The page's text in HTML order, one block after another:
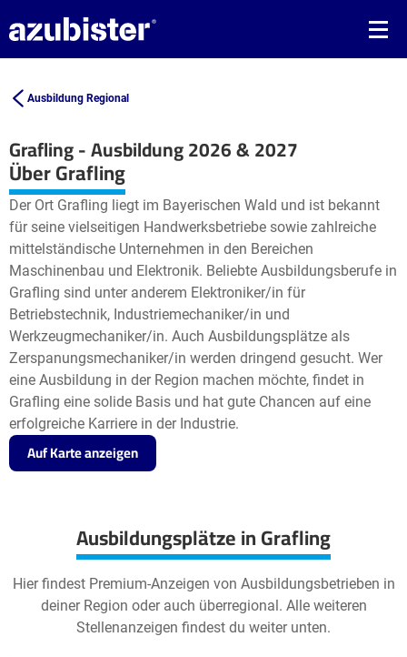
Ausbildung Regional
Grafling - Ausbildung 2026 & 2027
+
−
Leaflet| ©OpenStreetMap2
Über Grafling
Der Ort Grafling liegt im Bayerischen Wald und ist bekannt
für seine vielseitigen Handwerksbetriebe sowie zahlreiche
mittelständische Unternehmen in den Bereichen
Maschinenbau und Elektronik. Beliebte Ausbildungsberufe in
Grafling sind unter anderem Elektroniker/in für
Betriebstechnik, Industriemechaniker/in und
Werkzeugmechaniker/in. Auch Ausbildungsplätze als
Zerspanungsmechaniker/in werden dringend gesucht. Wer
eine Ausbildung in der Region machen möchte, findet in
Grafling eine solide Basis und hat gute Chancen auf eine
erfolgreiche Karriere in der Industrie.
Auf Karte anzeigen
Ausbildungsplätze in Grafling
Hier findest Premium-Anzeigen von Ausbildungsbetrieben in
deiner Region oder auch überregional. Alle weiteren
Stellenanzeigen findest du weiter unten.